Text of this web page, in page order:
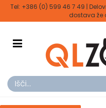
Tel: +386 (0) 599 46 7 49 |
dostava že